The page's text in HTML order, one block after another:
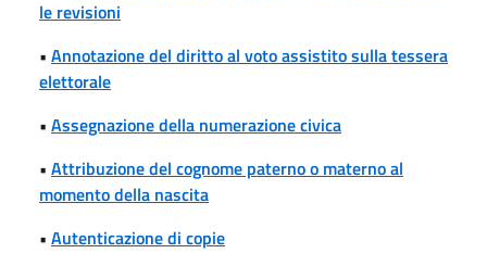
le revisioni
• Annotazione del diritto al voto assistito sulla tessera
elettorale
• Assegnazione della numerazione civica
• Attribuzione del cognome paterno o materno al
momento della nascita
• Autenticazione di copie